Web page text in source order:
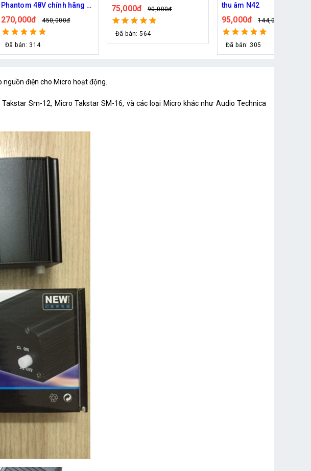
75,000đ 90,000đ
Đã bán: 564
thu âm N42
95,000đ 144,000đ
Đã bán: 305
dùng cho các loại micxer ,
soundcard iconpro
125,000đ 170,000đ
Đã bán: 341
điện cho Micro hoạt động.
Sm-12, Micro Takstar SM-16, và các loại Micro khác như Audio Technica